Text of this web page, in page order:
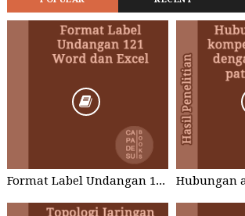
Format Label Undangan 121 Word dan Excel